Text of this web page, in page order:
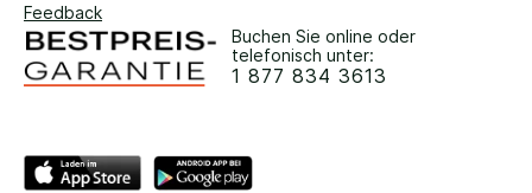
Feedback
Buchen Sie online oder
telefonisch unter:
1 877 834 3613